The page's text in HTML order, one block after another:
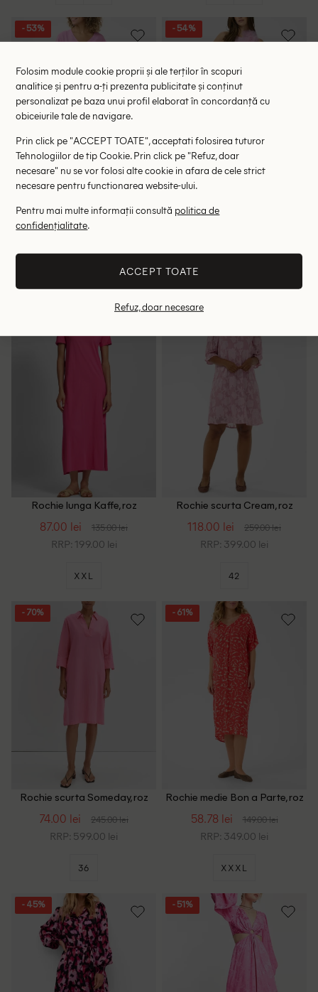
- 53%
Rochie medie Cream, roz
124.00 lei
RRP: 399.00 lei
- 54%
Rochie lunga Cream, roz
RRP: 519.00 lei
Rochie lunga Kaffe, roz
87.00 lei 135.00 lei
RRP: 199.00 lei
XXL
Rochie scurta Cream, roz
118.00 lei 259.00 lei
RRP: 399.00 lei
42
- 70%
Rochie scurta Someday, roz
74.00 lei 245.00 lei
RRP: 599.00 lei
36
- 61%
Rochie medie Bon a Parte, roz
58.78 lei 149.00 lei
RRP: 349.00 lei
XXXL
- 45% - 51%
Folosim module cookie proprii și ale terților în scopuri
analitice și pentru a-ți prezenta publicitate și conținut
personalizat pe baza unui profil elaborat în concordanță cu
obiceiurile tale de navigare.
Prin click pe "ACCEPT TOATE", acceptati folosirea tuturor
Tehnologiilor de tip Cookie. Prin click pe "Refuz, doar
necesare" nu se vor folosi alte cookie in afara de cele strict
necesare pentru functionarea website-ului.
Pentru mai multe informații consultă politica de
confidențialitate.
ACCEPT TOATE
Refuz, doar necesare